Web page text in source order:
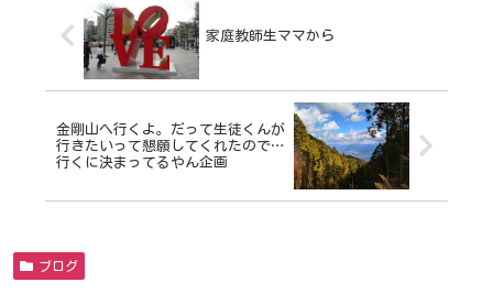
家庭教師生ママから
金剛山へ行くよ。だって生徒くんが
行きたいって懇願してくれたので…
行くに決まってるやん企画
ブログ